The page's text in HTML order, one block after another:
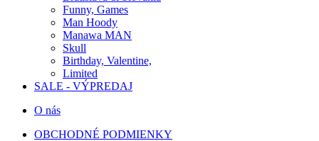
Funny, Games
Man Hoody
Manawa MAN
Skull
Birthday, Valentine,
Limited
SALE - VÝPREDAJ
O nás
OBCHODNÉ PODMIENKY